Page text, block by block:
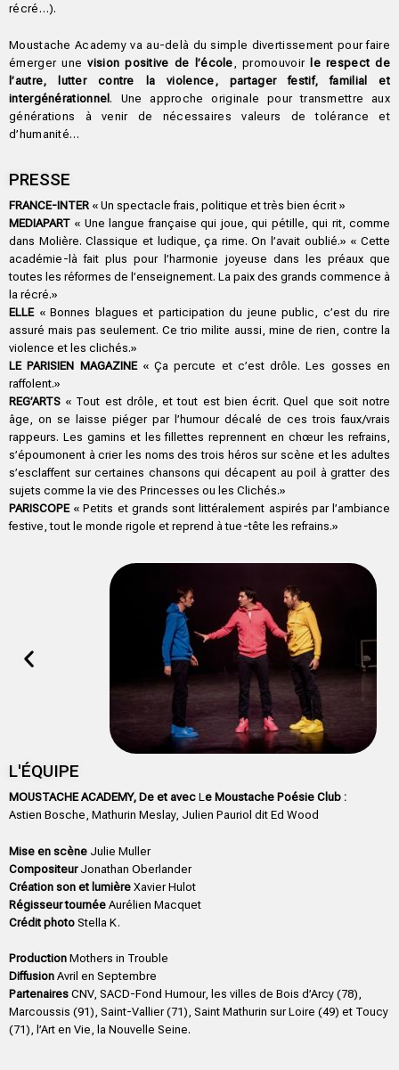
récré…).
Moustache Academy va au-delà du simple divertissement pour faire
émerger une vision positive de l’école, promouvoir le respect de
l’autre, lutter contre la violence, partager festif, familial et
intergénérationnel . Une approche originale pour transmettre aux
générations à venir de nécessaires valeurs de tolérance et
d’humanité…
PRESSE
FRANCE-INTER « Un spectacle frais, politique et très bien écrit »
MEDIAPART « Une langue française qui joue, qui pétille, qui rit, comme
dans Molière. Classique et ludique, ça rime. On l’avait oublié.» « Cette
académie-là fait plus pour l’harmonie joyeuse dans les préaux que
toutes les réformes de l’enseignement. La paix des grands commence à
la récré.»
ELLE « Bonnes blagues et participation du jeune public, c’est du rire
assuré mais pas seulement. Ce trio milite aussi, mine de rien, contre la
violence et les clichés.»
LE PARISIEN MAGAZINE « Ça percute et c’est drôle. Les gosses en
raffolent.»
REG’ARTS « Tout est drôle, et tout est bien écrit. Quel que soit notre
âge, on se laisse piéger par l’humour décalé de ces trois faux/vrais
rappeurs. Les gamins et les fillettes reprennent en chœur les refrains,
s’époumonent à crier les noms des trois héros sur scène et les adultes
s’esclaffent sur certaines chansons qui décapent au poil à gratter des
sujets comme la vie des Princesses ou les Clichés.»
PARISCOPE « Petits et grands sont littéralement aspirés par l’ambiance
festive, tout le monde rigole et reprend à tue-tête les refrains.»
L'ÉQUIPE
MOUSTACHE ACADEMY, De et avec L e Moustache Poésie Club :
Astien Bosche, Mathurin Meslay, Julien Pauriol dit Ed Wood
Mise en scène Julie Muller
CompositeurJonathan Oberlander
Création son et lumière Xavier Hulot
Régisseur tournée Aurélien Macquet
Crédit photo Stella K.
Production Mothers in Trouble
Diffusion Avril en Septembre
Partenaires CNV, SACD-Fond Humour, les villes de Bois d’Arcy (78),
Marcoussis (91), Saint-Vallier (71), Saint Mathurin sur Loire (49) et Toucy
(71), l’Art en Vie, la Nouvelle Seine.